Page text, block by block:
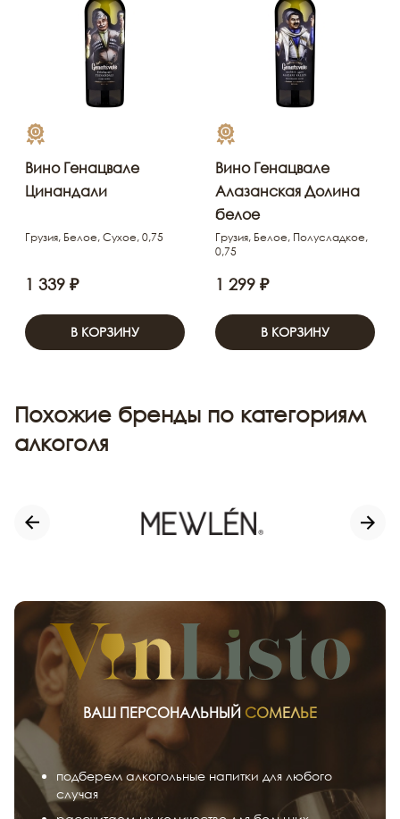
Вино Генацвале
Цинандали
Грузия, Белое, Сухое, 0,75
1 339 ₽
В КОРЗИНУ
Вино Генацвале
Алазанская Долина
белое
Грузия, Белое, Полусладкое,
0,75
1 299 ₽
В КОРЗИНУ
Похожие бренды по категориям
алкоголя
ВАШ ПЕРСОНАЛЬНЫЙ СОМЕЛЬЕ
подберем алкогольные напитки для любого
случая